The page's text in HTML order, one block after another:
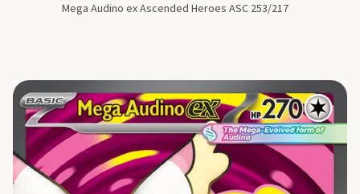
Mega Audino ex Ascended Heroes ASC 253/217